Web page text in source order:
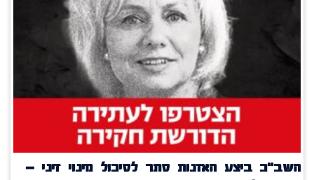
השב"כ ביצע האזנות סתר לסיכול מינוי זיני –